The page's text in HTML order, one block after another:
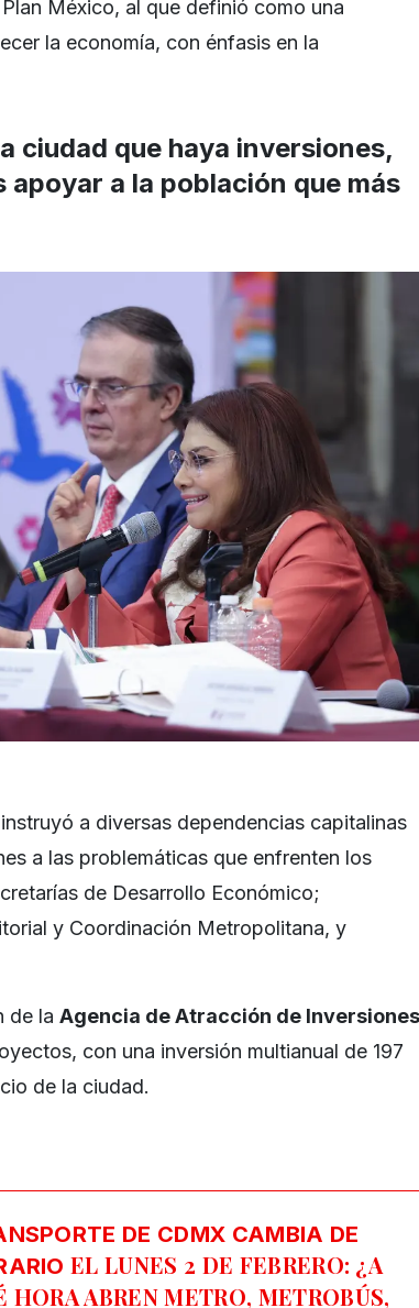
México, al que definió como una
la economía, con énfasis en la
ciudad que haya inversiones,
apoyar a la población que más
a diversas dependencias capitalinas
a las problemáticas que enfrenten los
de Desarrollo Económico;
y Coordinación Metropolitana, y
de la Agencia de Atracción de Inversiones
con una inversión multianual de 197
de la ciudad.
DE CDMX CAMBIA DE
EL LUNES 2 DE FEBRERO: ¿A
HORA ABREN METRO, METROBÚS,